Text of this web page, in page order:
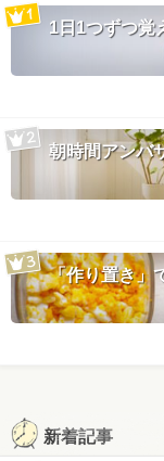
1日1つずつ覚
朝時間アンバ
「作り置き」
新着記事